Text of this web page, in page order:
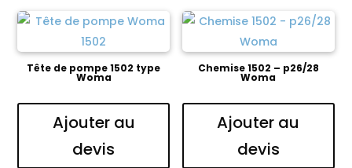
Tête de pompe 1502 type
Woma
Ajouter au
devis
Chemise 1502 – p26/28
Woma
Ajouter au
devis